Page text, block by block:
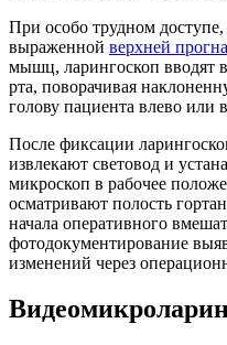
При особо трудном
выраженной верхней
мышц, ларингоскоп вводят в
рта, поворачивая
голову пациента влево или
После фиксации
извлекают световод и
микроскоп в рабочее
осматривают полость
начала оперативного
фотодокументирование
изменений через